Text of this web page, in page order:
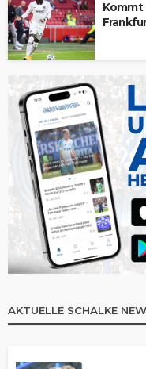
Kommt
AKTUELLE SCHALKE